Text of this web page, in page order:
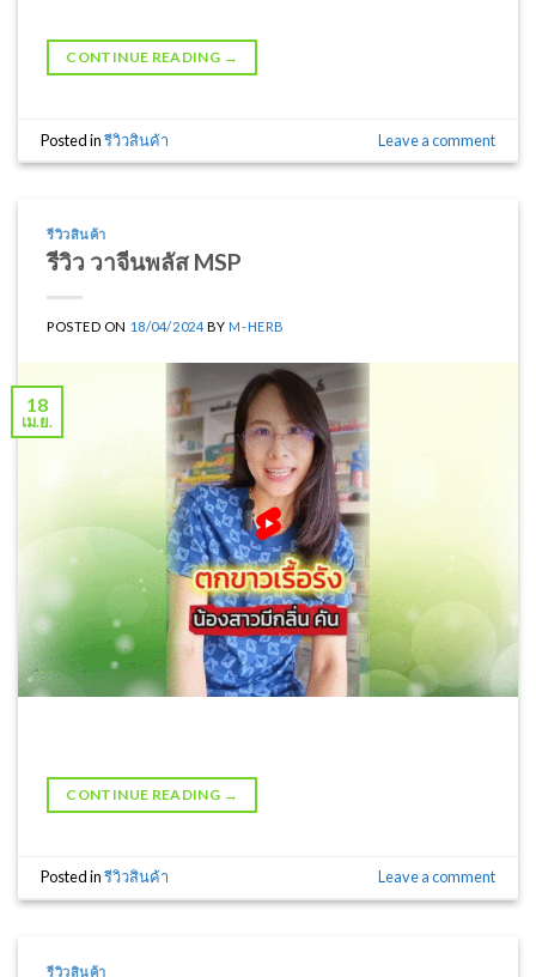
CONTINUE READING →
Posted inรีวิวสินค้า Leave a comment
รีวิวสินค้า
รีวิว วาจีนพลัส MSP
POSTED ON 18/04/2024 BYM-HERB
18
เม.ย.
CONTINUE READING →
Posted inรีวิวสินค้า Leave a comment
รีวิวสินค้า